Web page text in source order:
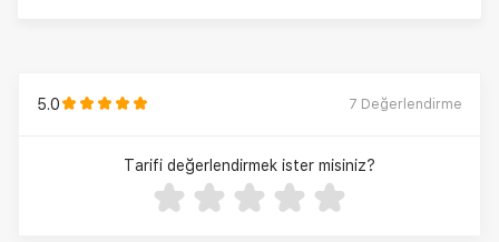
5.0 7 Değerlendirme
Tarifi değerlendirmek ister misiniz?